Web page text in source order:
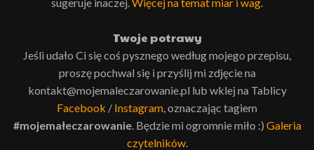
Twoje potrawy
Jeśli udało Ci się coś pysznego według mojego przepisu,
proszę pochwal się i przyślij mi zdjęcie na
kontakt@mojemaleczarowanie.pl lub wklej na Tablicy
Facebook / Instagram, oznaczając tagiem
#mojemałeczarowanie. Będzie mi ogromnie miło :) Galeria
czytelników.